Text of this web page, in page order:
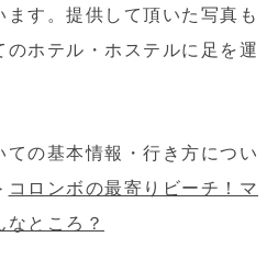
す。提供して頂いた写真も
ホテル・ホステルに足を運
の基本情報・行き方につい
コロンボの最寄りビーチ！マ
ところ？